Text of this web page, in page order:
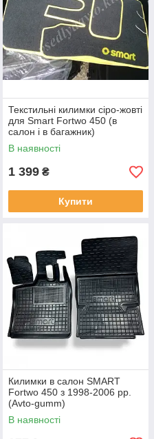
Текстильні килимки сіро-жовті
для Smart Fortwo 450 (в
салон і в багажник)
В наявності
1 399 ₴
Купити
Килимки в салон SMART
Fortwo 450 з 1998-2006 рр.
(Avto-gumm)
В наявності